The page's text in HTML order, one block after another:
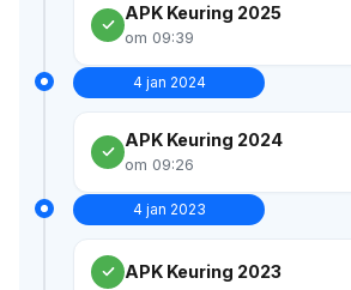
APK Keuring 2025
om 09:39
4 jan 2024
APK Keuring 2024
om 09:26
4 jan 2023
APK Keuring 2023